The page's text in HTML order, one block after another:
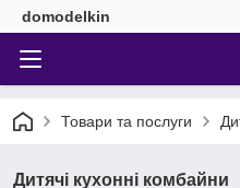
domodelkin
Товари та послуги
Дитячі кухонні комбайни